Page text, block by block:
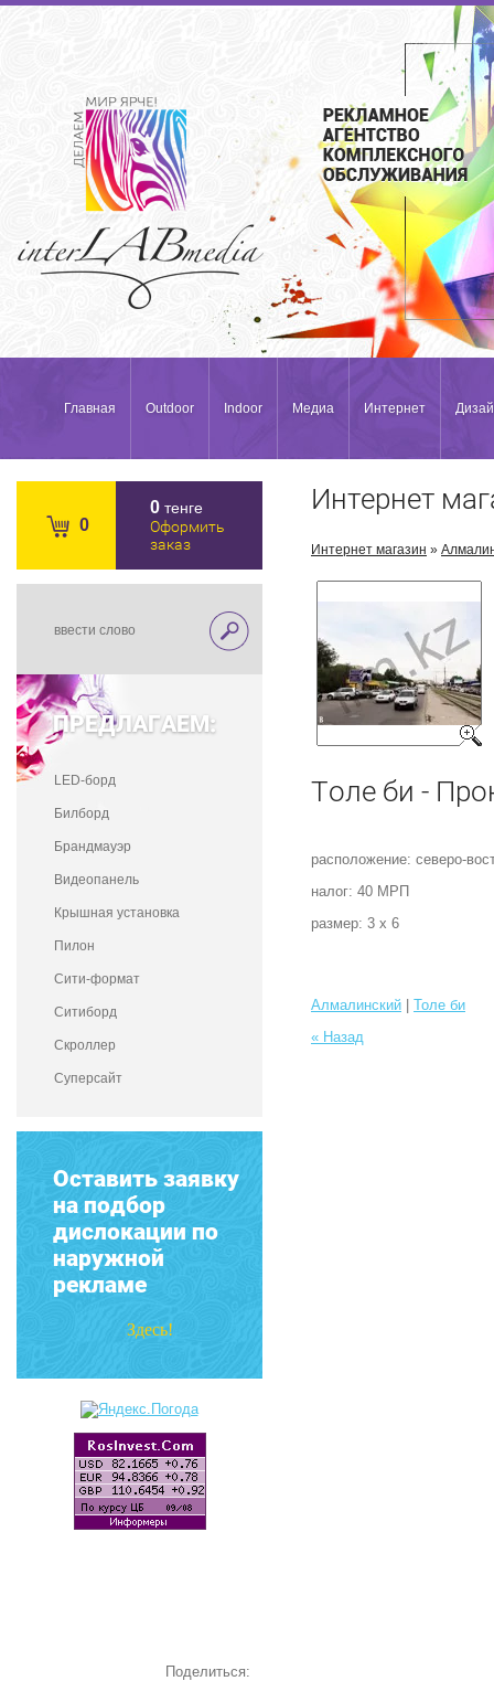
Главная Outdoor Indoor Медиа Интернет
0
0 тенге
Оформить
заказ
ПРЕДЛАГАЕМ:
LED-борд
Билборд
Брандмауэр
Видеопанель
Крышная установка
Пилон
Сити-формат
Ситиборд
Скроллер
Суперсайт
Оставить заявку
на подбор
дислокации по
наружной
рекламе
Здесь!
Поделиться:
Интернет
Интернет магазин »
Толе би -
расположение: северо-
налог: 40 МРП
размер: 3 х 6
Алмалинский
Толе би
« Назад